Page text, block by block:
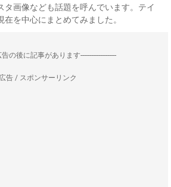
タ画像なども話題を呼んでいます。テイ
を中心にまとめてみました。
告の後に記事があります--------------------
広告 / スポンサーリンク